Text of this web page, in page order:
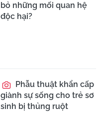
bỏ những mối quan hệ
độc hại?
Phẫu thuật khẩn cấp
giành sự sống cho trẻ sơ
sinh bị thủng ruột